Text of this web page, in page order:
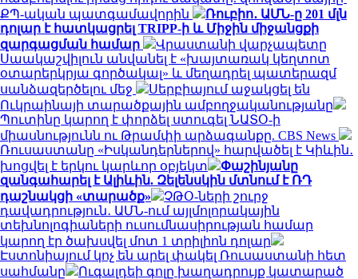
ՔՊ-ական պատգամավորին
Ռուբիո․ ԱՄՆ-ը 201 մլն
դոլար է հատկացրել TRIPP-ի և Միջին միջանցքի
զարգացման համար
Վրաստանի վարչապետը
Սաակաշվիլուն անվանել է «խայտառակ կեղտոտ
օտարերկրյա գործակալ» և մեղադրել պատերազմ
սանձազերծելու մեջ
Սերբիայում աջակցել են
Ուկրաինայի տարածքային ամբողջականությանը
Պուտինը կարող է փորձել ստուգել ՆԱՏՕ-ի
միասնությունն ու Թրամփի արձագանքը. CBS News
Ռուսաստանը «Իսկանդերներով» հարվածել է Կիևին․
խոցվել է երկու կարևոր օբյեկտ
Փաշինյանը
զանգահարել է Ալիևին. Զելենսկին մտնում է ՌԴ
դաշնակցի «տարածք»
ՉԹՕ-ների շուրջ
դավադրություն․ ԱՄՆ-ում այլմոլորակային
տեխնոլոգիաների ուսումնասիրության համար
կարող էր ծախսվել մոտ 1 տրիլիոն դոլար
Էստոնիայում կոչ են արել փակել Ռուսաստանի հետ
սահմանը
Ուգալդեի գոլը խաղադրույք կատարած